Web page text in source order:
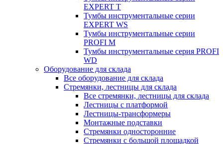
EXPERT T
Тумбы инструментальные серии
EXPERT WS
Тумбы инструментальные серии
PROFI M
Тумбы инструментальные серия PROFI
WD
Оборудование для склада
Все оборудование для склада
Стремянки, лестницы для склада
Все стремянки, лестницы для склада
Лестницы с платформой
Лестницы-трансформеры
Монтажные подставки
Стремянки односторонние
Стремянки с большой площадкой